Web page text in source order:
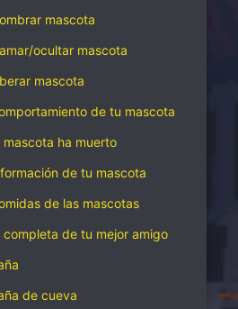
mascota
ocultar mascota
mascota
de tu mascota
mascota ha muerto
de tu mascota
de las mascotas
completa de tu mejor amigo
de cueva